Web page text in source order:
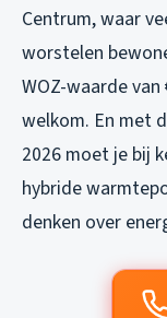
Centrum, waar
worstelen
WOZ-waarde
welkom. En met
2026 moet je bij
hybride
denken over